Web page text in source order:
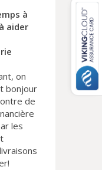
à
aider
on
bonjour
de
les